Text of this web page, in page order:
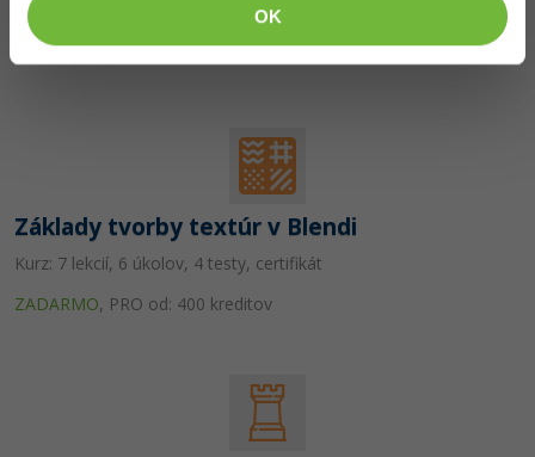
OK
5. diel: Jednoduché modely v Blenderu
ZADARMO
Základy tvorby textúr v Blendi
Kurz: 7 lekcií, 6 úkolov, 4 testy, certifikát
ZADARMO, PRO od: 400 kreditov